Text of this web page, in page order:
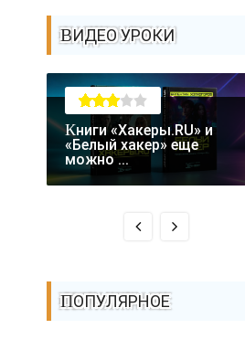
ВИДЕО УРОКИ
Книги «Хакеры.RU» и
«Белый хакер» еще
можно ...
ПОПУЛЯРНОЕ